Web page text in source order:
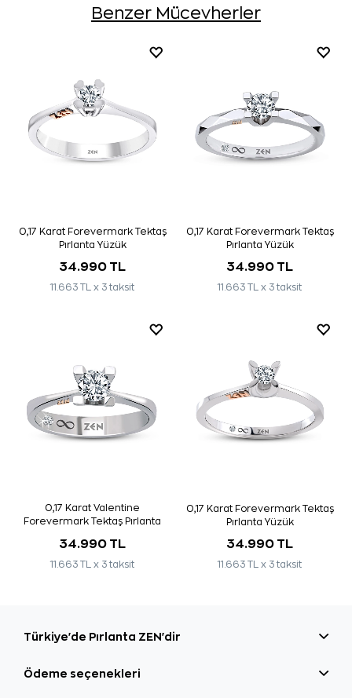
Benzer Mücevherler
0,17 Karat Forevermark Tektaş
Pırlanta Yüzük
34.990 TL
11.663 TL x 3 taksit
0,17 Karat Forevermark Tektaş
Pırlanta Yüzük
34.990 TL
11.663 TL x 3 taksit
0,17 Karat Valentine
Forevermark Tektaş Pırlanta
34.990 TL
11.663 TL x 3 taksit
0,17 Karat Forevermark Tektaş
Pırlanta Yüzük
34.990 TL
11.663 TL x 3 taksit
Türkiye'de Pırlanta ZEN'dir
Ödeme seçenekleri